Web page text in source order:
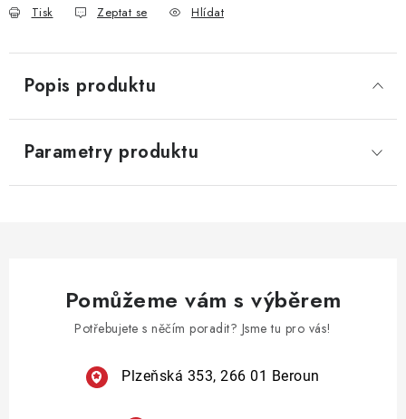
Tisk Zeptat se Hlídat
Popis produktu
Parametry produktu
Pomůžeme vám s výběrem
Potřebujete s něčím poradit? Jsme tu pro vás!
Plzeňská 353, 266 01 Beroun